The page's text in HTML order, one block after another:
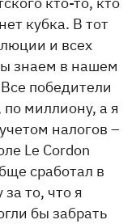
кубка. В тот
и всех
знаем в нашем
победители
миллиону, а я
налогов –
Le Cordon
сработал в
то, что я
бы забрать